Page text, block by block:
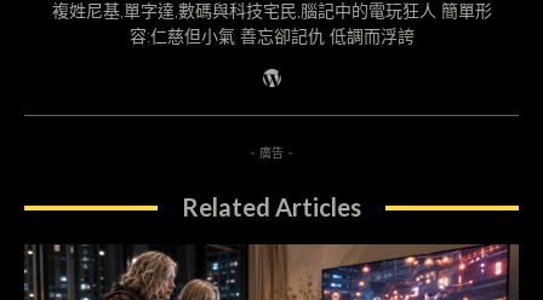
複姓尼基,單字達,數碼與科技宅民,腦記中的電玩狂人 簡單形
容:仁慈但小氣 善忘卻記仇 低調而浮誇
- 廣告 -
Related Articles